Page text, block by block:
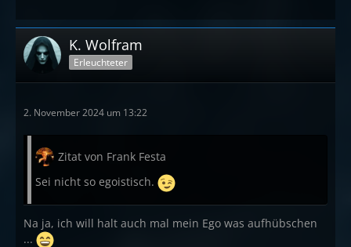
K. Wolfram
Erleuchteter
2. November 2024 um 13:22
Zitat von Frank Festa
Sei nicht so egoistisch.
Na ja, ich will halt auch mal mein Ego was aufhübschen
...